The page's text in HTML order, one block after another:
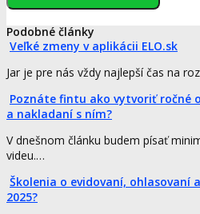
Podobné články
Veľké zmeny v aplikácii ELO.sk
Jar je pre nás vždy najlepší čas na
Poznáte fintu ako vytvoriť ročné
a nakladaní s ním?
V dnešnom článku budem písať
videu.…
Školenia o evidovaní, ohlasovaní
2025?